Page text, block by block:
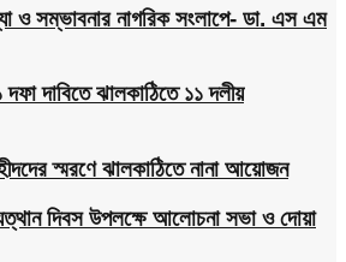
ও সম্ভাবনার নাগরিক সংলাপে- ডা. এস এম
দাবিতে ঝালকাঠিতে ১১ দলীয়
স্মরণে ঝালকাঠিতে নানা আয়োজন
দিবস উপলক্ষে আলোচনা সভা ও দোয়া